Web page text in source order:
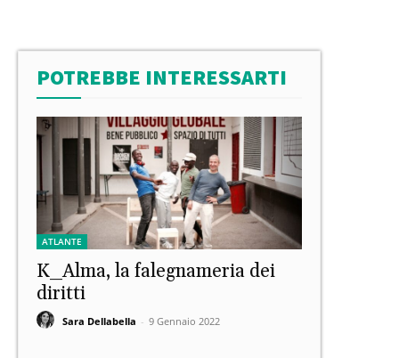
POTREBBE INTERESSARTI
ATLANTE
K_Alma, la falegnameria dei
diritti
Sara Dellabella - 9 Gennaio 2022